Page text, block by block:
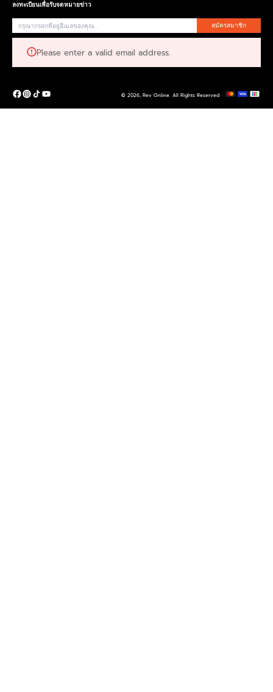
ลงทะเบียนเพื่อรับจดหมายข่าว
สมัครสมาชิก
Please enter a valid email address.
© 2026, Rev Online. All Rights Reserved